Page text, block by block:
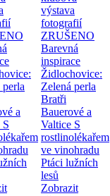
perla
a
S
výstava
fotografií
ZRUŠENO
Barevná
inspirace
Židlochovice:
Zelená perla
Bratři
Bauerové a
Valtice S
rostlinolékařem
ve vinohradu
Ptáci lužních
lesů
Zobrazit